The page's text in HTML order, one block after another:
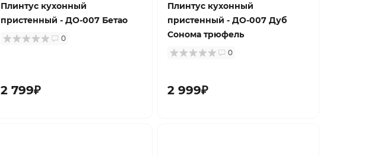
Плинтус кухонный
пристенный - ДО-007 Бетао
0
2 799₽
Плинтус кухонный
пристенный - ДО-007 Дуб
Сонома трюфель
0
2 999₽